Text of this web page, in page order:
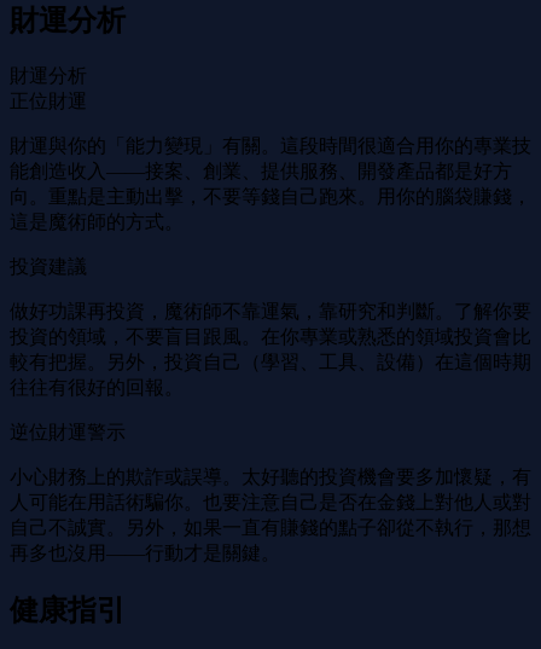
財運分析
財運分析
正位財運
財運與你的「能力變現」有關。這段時間很適合用你的專業技
能創造收入——接案、創業、提供服務、開發產品都是好方
向。重點是主動出擊，不要等錢自己跑來。用你的腦袋賺錢，
這是魔術師的方式。
投資建議
做好功課再投資，魔術師不靠運氣，靠研究和判斷。了解你要
投資的領域，不要盲目跟風。在你專業或熟悉的領域投資會比
較有把握。另外，投資自己（學習、工具、設備）在這個時期
往往有很好的回報。
逆位財運警示
小心財務上的欺詐或誤導。太好聽的投資機會要多加懷疑，有
人可能在用話術騙你。也要注意自己是否在金錢上對他人或對
自己不誠實。另外，如果一直有賺錢的點子卻從不執行，那想
再多也沒用——行動才是關鍵。
健康指引